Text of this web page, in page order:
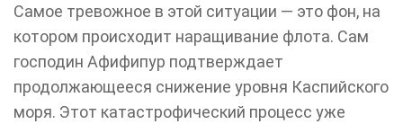
Самое тревожное в этой ситуации — это фон, на
котором происходит наращивание флота. Сам
господин Афифипур подтверждает
продолжающееся снижение уровня Каспийского
моря. Этот катастрофический процесс уже